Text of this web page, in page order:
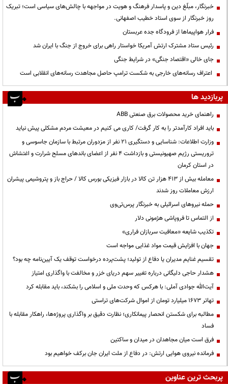
خبرنگار، مبلّغ دین و پاسدار فرهنگ و هویت در مواجهه با چالش‌های سیاسی است؛ تبریک
روز خبرنگار از سوی استاد خطیب اصفهانی.
فرار هواپیماها از فرودگاه جده عربستان
رئیس ستاد مشترک ارتش آمریکا خواستار راهی برای خروج از جنگ با ایران شد
جای خالی «اقتصاد جنگی» در شرایط جنگی
اعتراف رسانه‌های خارجی به شکست ترامپ حاصل مجاهدت رسانه‌های انقلابی است
پربازدید ها
راهنمای خرید محصولات برق صنعتی ABB
باید افراد کارآمدتر را به کار گرفت/ کاری می کنیم در معیشت مردم مشکلی پیش نیاید
وزارت اطلاعات: شناسایی و دستگیری ۲۱ نفر از مزدوران مرتبط با سازمان جاسوسی و
تروریستی رژیم صهیونیستی و بازداشت ۴ نفر از اعضای باندهای مسلح شرارت و اغتشاش
در استان کرمان
معامله بیش از ۴۱۳ هزار تن کالا در بازار فیزیکی بورس کالا / حراج باز و پتروشیمی پیشران
ارزش معاملات روز شدند
حمله نیروهای اسرائیلی به خبرنگار پرس‌تی‌وی
از التماس تا فروپاشی هژمونی دلار
تکذیب شایعه «معافیت سربازان فراری»
جهان با افزایش قیمت مواد غذایی مواجه است
تقسیم غنایم مدیران یا دفاع از تولید؛ پشت‌پرده درخواست توقف یک آیین‌نامه چه بود؟
هشدار حاجی دلیگانی درباره تغییر سهم دریای خزر و مخالفت با واگذاری امتیاز
آیت‌الله جوادی آملی: با هرکس که وحدت ملی و اسلامی را بشکند، باید مقابله کرد
تهاتر ۱۶۷۳ میلیارد تومان از اموال شرکت‌های تراستی
مطالبه برای شکستن انحصار پیمانکاری؛ نظارت دقیق بر واگذاری پروژه‌ها، راهکار مقابله با
فساد
فرق است میان مجاهدان در میدان و ساکتین
فرمانده نیروی هوایی ارتش: در دفاع از ملت ایران جان برکف خواهیم بود
پربحث ترین عناوین